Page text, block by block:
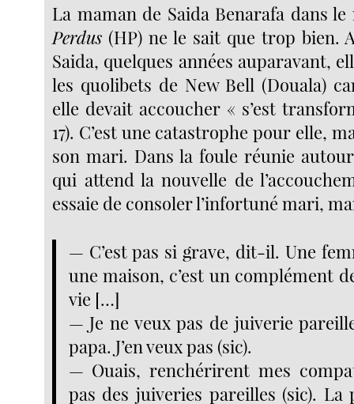
La maman de Saida Benarafa dans
Perdus (HP) ne le sait que trop bien.
Saida, quelques années auparavant,
les quolibets de New Bell (Douala)
elle devait accoucher « s’est
17). C’est une catastrophe pour elle,
son mari. Dans la foule réunie
qui attend la nouvelle de
essaie de consoler l’infortuné mari,
— C’est pas si grave, dit-il. Une
une maison, c’est un complément
vie […]
— Je ne veux pas de juiverie
papa. J’en veux pas (sic).
— Ouais, renchérirent mes
pas des juiveries pareilles (sic). La